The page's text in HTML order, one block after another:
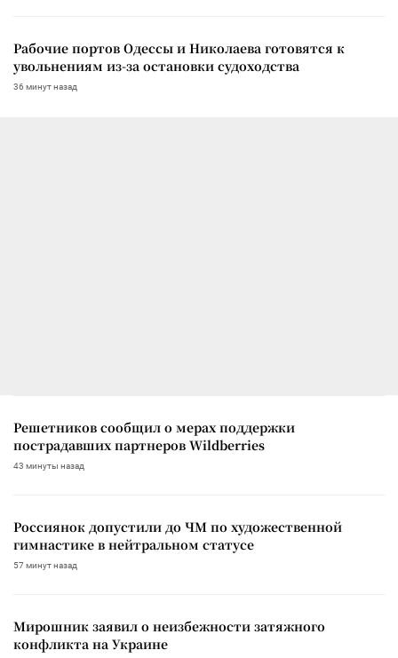
Рабочие портов Одессы и Николаева готовятся к
увольнениям из-за остановки судоходства
36 минут назад
Решетников сообщил о мерах поддержки
пострадавших партнеров Wildberries
43 минуты назад
Россиянок допустили до ЧМ по художественной
гимнастике в нейтральном статусе
57 минут назад
Мирошник заявил о неизбежности затяжного
конфликта на Украине